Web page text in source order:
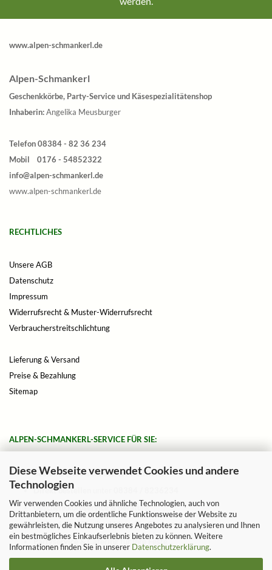
Diese Webseite verwendet Cookies und andere
Technologien
Wir verwenden Cookies und ähnliche Technologien, auch von
Drittanbietern, um die ordentliche Funktionsweise der Website zu
gewährleisten, die Nutzung unseres Angebotes zu analysieren und Ihnen
ein bestmögliches Einkaufserlebnis bieten zu können. Weitere
Informationen finden Sie in unserer Datenschutzerklärung.
www.alpen-schmankerl.de
Alpen-Schmankerl
Geschenkkörbe, Party-Service und Käsespezialitätenshop
Inhaberin:Angelika Meusburger
Telefon 08384 - 82 36 234
Mobil 0176 - 54852322
info@alpen-schmankerl.de
www.alpen-schmankerl.de
RECHTLICHES
Unsere AGB
Datenschutz
Impressum
Widerrufsrecht & Muster-Widerrufsrecht
Verbraucherstreitschlichtung
Lieferung & Versand
Preise & Bezahlung
Sitemap
ALPEN-SCHMANKERL-SERVICE FÜR SIE:
Bestellung ohne Mindestbestellwert!
Direkt bestellen
Geschenkkorbservice & Beratung
Kulinarische Geschenkideen für Gourmets
Partyservice & Catering für Ihre Feste